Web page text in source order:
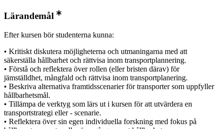
Lärandemål
Efter kursen bör studenterna kunna:
• Kritiskt diskutera möjligheterna och utmaningarna med att
säkerställa hållbarhet och rättvisa inom transportplannering.
• Förstå och reflektera över rollen (eller bristen därav) för
jämställdhet, mångfald och rättvisa inom transportplanering.
• Beskriva alternativa framtidsscenarier för transporter som uppfyller
hållbarhetsmål.
• Tillämpa de verktyg som lärs ut i kursen för att utvärdera en
transportstrategi eller - scenarie.
• Reflektera över sin egen individuella forskning med fokus på